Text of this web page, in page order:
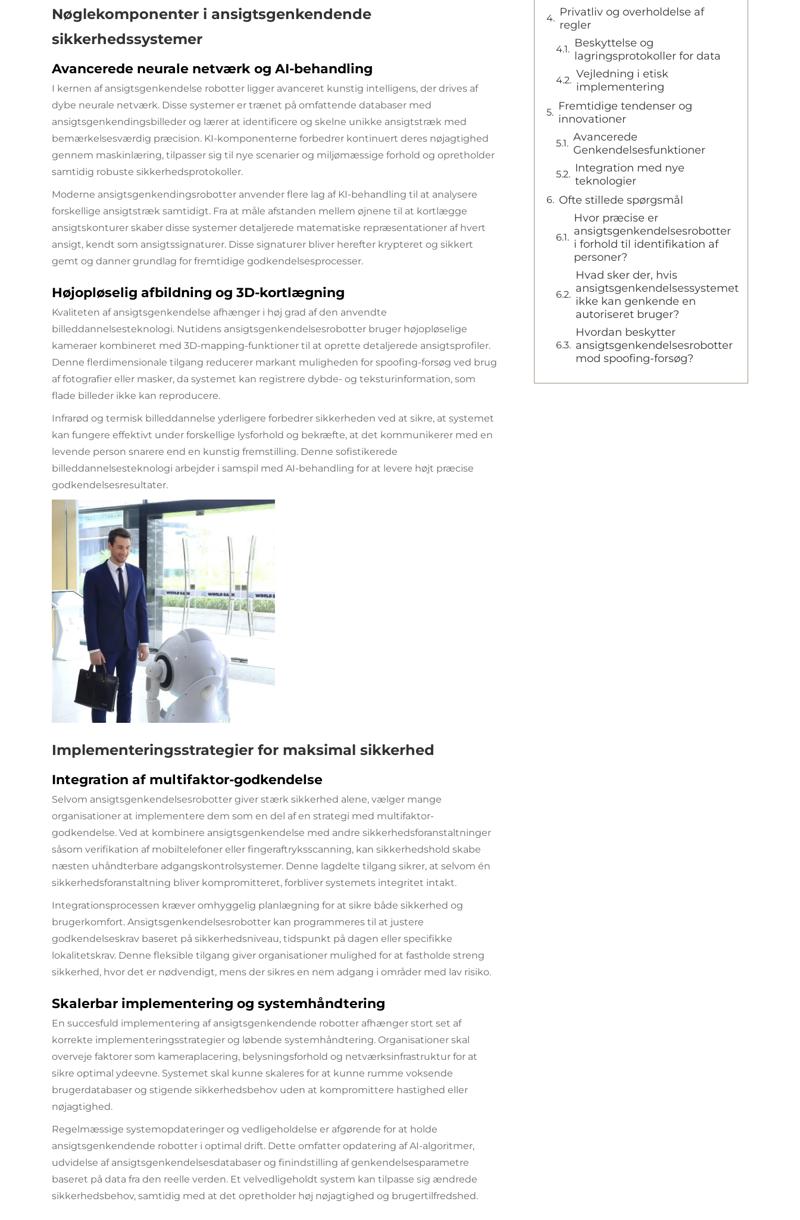
Nøglekomponenter i ansigtsgenkendende
sikkerhedssystemer
Avancerede neurale netværk og AI-behandling
I kernen af ansigtsgenkendelse robotter ligger avanceret kunstig intelligens, der drives af
dybe neurale netværk. Disse systemer er trænet på omfattende databaser med
ansigtsgenkendingsbilleder og lærer at identificere og skelne unikke ansigtstræk med
bemærkelsesværdig præcision. KI-komponenterne forbedrer kontinuert deres nøjagtighed
gennem maskinlæring, tilpasser sig til nye scenarier og miljømæssige forhold og opretholder
samtidig robuste sikkerhedsprotokoller.
Moderne ansigtsgenkendingsrobotter anvender flere lag af KI-behandling til at analysere
forskellige ansigtstræk samtidigt. Fra at måle afstanden mellem øjnene til at kortlægge
ansigtskonturer skaber disse systemer detaljerede matematiske repræsentationer af hvert
ansigt, kendt som ansigtssignaturer. Disse signaturer bliver herefter krypteret og sikkert
gemt og danner grundlag for fremtidige godkendelsesprocesser.
Højopløselig afbildning og 3D-kortlægning
Kvaliteten af ansigtsgenkendelse afhænger i høj grad af den anvendte
billeddannelsesteknologi. Nutidens ansigtsgenkendelsesrobotter bruger højopløselige
kameraer kombineret med 3D-mapping-funktioner til at oprette detaljerede ansigtsprofiler.
Denne flerdimensionale tilgang reducerer markant muligheden for spoofing-forsøg ved brug
af fotografier eller masker, da systemet kan registrere dybde- og teksturinformation, som
flade billeder ikke kan reproducere.
Infrarød og termisk billeddannelse yderligere forbedrer sikkerheden ved at sikre, at systemet
kan fungere effektivt under forskellige lysforhold og bekræfte, at det kommunikerer med en
levende person snarere end en kunstig fremstilling. Denne sofistikerede
billeddannelsesteknologi arbejder i samspil med AI-behandling for at levere højt præcise
godkendelsesresultater.
Implementeringsstrategier for maksimal sikkerhed
Integration af multifaktor-godkendelse
Selvom ansigtsgenkendelsesrobotter giver stærk sikkerhed alene, vælger mange
organisationer at implementere dem som en del af en strategi med multifaktor-
godkendelse. Ved at kombinere ansigtsgenkendelse med andre sikkerhedsforanstaltninger
såsom verifikation af mobiltelefoner eller fingeraftryksscanning, kan sikkerhedshold skabe
næsten uhåndterbare adgangskontrolsystemer. Denne lagdelte tilgang sikrer, at selvom én
sikkerhedsforanstaltning bliver kompromitteret, forbliver systemets integritet intakt.
Integrationsprocessen kræver omhyggelig planlægning for at sikre både sikkerhed og
brugerkomfort. Ansigtsgenkendelsesrobotter kan programmeres til at justere
godkendelseskrav baseret på sikkerhedsniveau, tidspunkt på dagen eller specifikke
lokalitetskrav. Denne fleksible tilgang giver organisationer mulighed for at fastholde streng
sikkerhed, hvor det er nødvendigt, mens der sikres en nem adgang i områder med lav risiko.
Skalerbar implementering og systemhåndtering
En succesfuld implementering af ansigtsgenkendende robotter afhænger stort set af
korrekte implementeringsstrategier og løbende systemhåndtering. Organisationer skal
overveje faktorer som kameraplacering, belysningsforhold og netværksinfrastruktur for at
sikre optimal ydeevne. Systemet skal kunne skaleres for at kunne rumme voksende
brugerdatabaser og stigende sikkerhedsbehov uden at kompromittere hastighed eller
nøjagtighed.
Regelmæssige systemopdateringer og vedligeholdelse er afgørende for at holde
ansigtsgenkendende robotter i optimal drift. Dette omfatter opdatering af AI-algoritmer,
udvidelse af ansigtsgenkendelsesdatabaser og finindstilling af genkendelsesparametre
baseret på data fra den reelle verden. Et velvedligeholdt system kan tilpasse sig ændrede
sikkerhedsbehov, samtidig med at det opretholder høj nøjagtighed og brugertilfredshed.
Privatliv og overholdelse af
regler
Beskyttelse og
lagringsprotokoller for data
Vejledning i etisk
implementering
Fremtidige tendenser og
innovationer
Avancerede
Genkendelsesfunktioner
Integration med nye
teknologier
Ofte stillede spørgsmål
Hvor præcise er
ansigtsgenkendelsesrobotter
i forhold til identifikation af
personer?
Hvad sker der, hvis
ansigtsgenkendelsessystemet
ikke kan genkende en
autoriseret bruger?
Hvordan beskytter
ansigtsgenkendelsesrobotter
mod spoofing-forsøg?